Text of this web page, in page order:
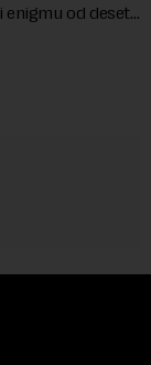
enigmu od deset